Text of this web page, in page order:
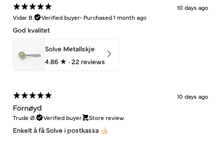
10 days ago
Vidar B.
Verified buyer• Purchased 1 month ago
God kvalitet
Solve Metallskje
4.86 ★ ·22 reviews
10 days ago
Fornøyd
Trude Ø. Verified buyer Store review
Enkelt å få Solve i postkassa 👍🏻